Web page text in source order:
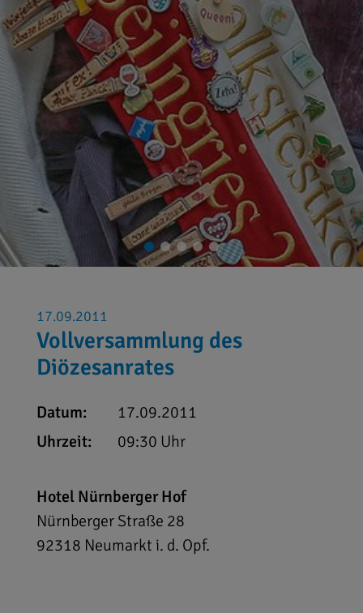
17.09.2011
Vollversammlung des
Diözesanrates
Datum:
17.09.2011
Uhrzeit:
09:30 Uhr
Hotel Nürnberger Hof
Nürnberger Straße 28
92318 Neumarkt i. d. Opf.